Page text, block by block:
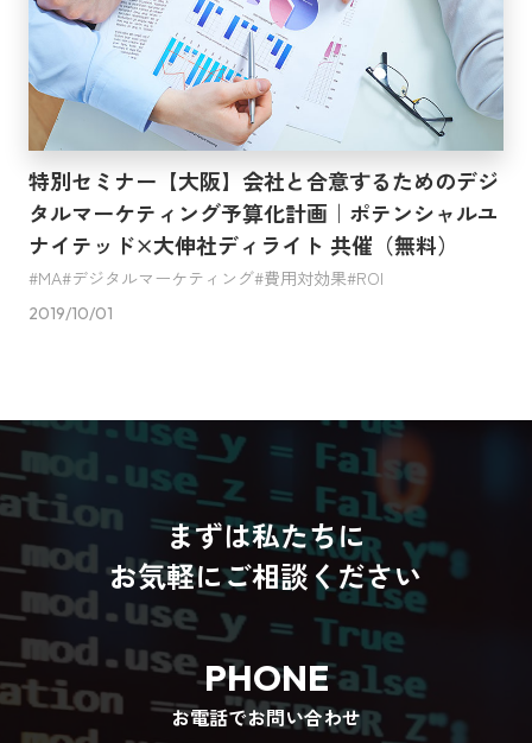
特別セミナー【大阪】会社と合意するためのデジ
タルマーケティング予算化計画｜ポテンシャルユ
ナイテッド×大伸社ディライト 共催（無料）
MA デジタルマーケティング 費用対効果 ROI
2019/10/01
まずは私たちに
お気軽にご相談ください
PHONE
お電話でお問い合わせ